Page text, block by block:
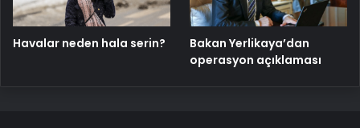
Havalar neden hala serin?
Bakan Yerlikaya’dan
operasyon açıklaması